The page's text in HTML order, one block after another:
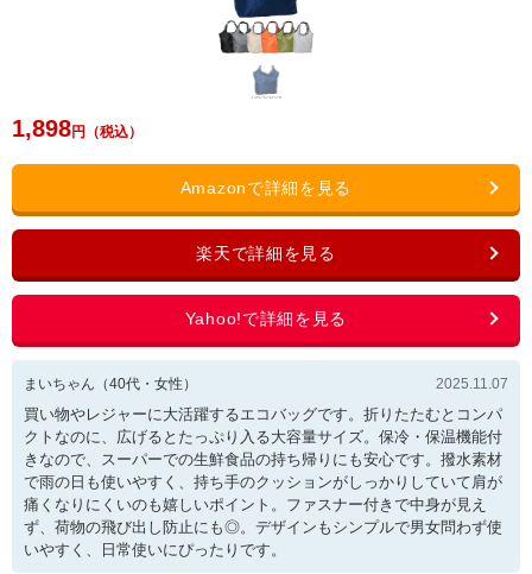
1,898
まいちゃん （40代・ 女性 ） 2025.11.07
買い物やレジャーに大活躍するエコバッグです。折りたたむとコンパ
クトなのに、広げるとたっぷり入る大容量サイズ。保冷・保温機能付
きなので、スーパーでの生鮮食品の持ち帰りにも安心です。撥水素材
で雨の日も使いやすく、持ち手のクッションがしっかりしていて肩が
痛くなりにくいのも嬉しいポイント。ファスナー付きで中身が見え
ず、荷物の飛び出し防止にも◎。デザインもシンプルで男女問わず使
いやすく、日常使いにぴったりです。